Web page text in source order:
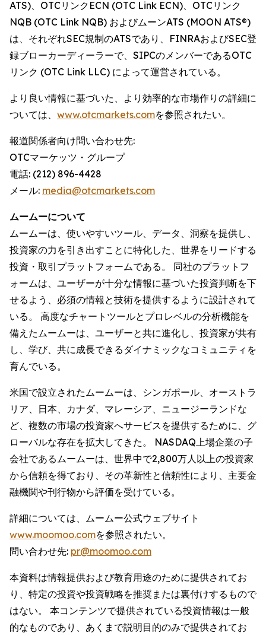
ATS)、OTCリンクECN (OTC Link ECN)、OTCリンク
NQB (OTC Link NQB) およびムーンATS (MOON ATS®)
は、それぞれSEC規制のATSであり、FINRAおよびSEC登
録ブローカーディーラーで、SIPCのメンバーであるOTC
リンク (OTC Link LLC) によって運営されている。
より良い情報に基づいた、より効率的な市場作りの詳細に
ついては、 www.otcmarkets.comを参照されたい。
報道関係者向け問い合わせ先:
OTCマーケッツ・グループ
電話: (212) 896-4428
メール: media@otcmarkets.com
ムームーについて
ムームーは、使いやすいツール、データ、洞察を提供し、
投資家の力を引き出すことに特化した、世界をリードする
投資・取引プラットフォームである。 同社のプラットフ
ォームは、ユーザーが十分な情報に基づいた投資判断を下
せるよう、必須の情報と技術を提供するように設計されて
いる。 高度なチャートツールとプロレベルの分析機能を
備えたムームーは、ユーザーと共に進化し、投資家が共有
し、学び、共に成長できるダイナミックなコミュニティを
育んでいる。
米国で設立されたムームーは、シンガポール、オーストラ
リア、日本、カナダ、マレーシア、ニュージーランドな
ど、複数の市場の投資家へサービスを提供するために、グ
ローバルな存在を拡大してきた。 NASDAQ上場企業の子
会社であるムームーは、世界中で2,800万人以上の投資家
から信頼を得ており、その革新性と信頼性により、主要金
融機関や刊行物から評価を受けている。
詳細については、ムームー公式ウェブサイト
www.moomoo.comを参照されたい。
問い合わせ先: pr@moomoo.com
本資料は情報提供および教育用途のために提供されてお
り、特定の投資や投資戦略を推奨または裏付けするもので
はない。 本コンテンツで提供されている投資情報は一般
的なものであり、あくまで説明目的のみで提供されてお